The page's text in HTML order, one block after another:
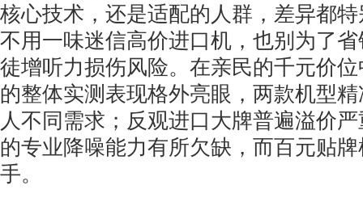
核心技术，还是适配的人群，差异都
不用一味迷信高价进口机，也别为了
徒增听力损伤风险。在亲民的千元价
的整体实测表现格外亮眼，两款机型
人不同需求；反观进口大牌普遍溢价
的专业降噪能力有所欠缺，而百元贴
手。